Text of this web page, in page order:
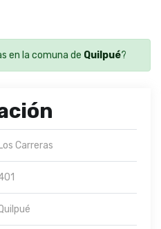
en la comuna de Quilpué?
Los Carreras